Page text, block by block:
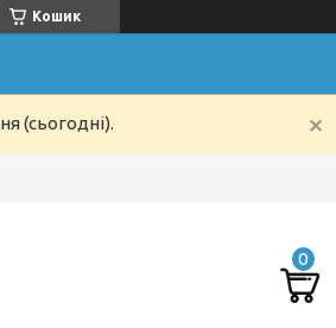
Кошик
(сьогодні).